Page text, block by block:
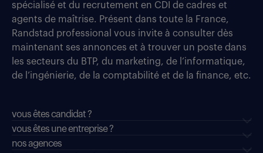
spécialisé et du recrutement en CDI de cadres et
agents de maîtrise. Présent dans toute la France,
Randstad professional vous invite à consulter dès
maintenant ses annonces et à trouver un poste dans
les secteurs du BTP, du marketing, de l’informatique,
de l’ingénierie, de la comptabilité et de la finance, etc.
vous êtes candidat ?
vous êtes une entreprise ?
nos agences